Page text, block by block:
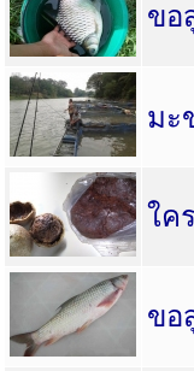
ขอ
มะ
ใค
ขอ